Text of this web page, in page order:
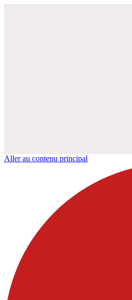
Aller au contenu principal